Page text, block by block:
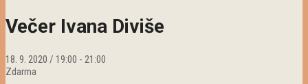
Večer Ivana Diviše
18. 9. 2020 / 19:00 - 21:00
Zdarma